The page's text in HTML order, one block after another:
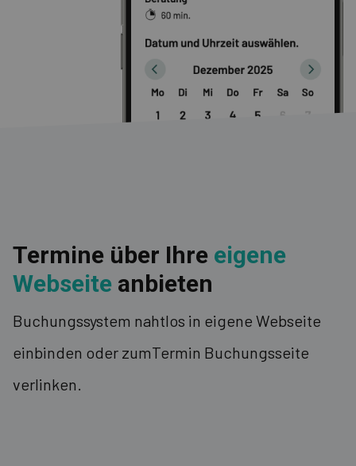
Termine über Ihre eigene
Webseite anbieten
Buchungssystem nahtlos in eigene Webseite
einbinden oder zumTermin Buchungsseite
verlinken.